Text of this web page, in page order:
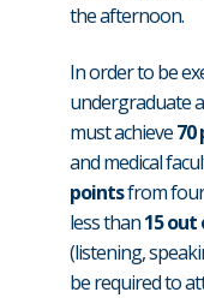
the afternoon.
In order to be
undergraduate
must achieve70
and medical
pointsfrom four
less than15 out
(listening,
be required to